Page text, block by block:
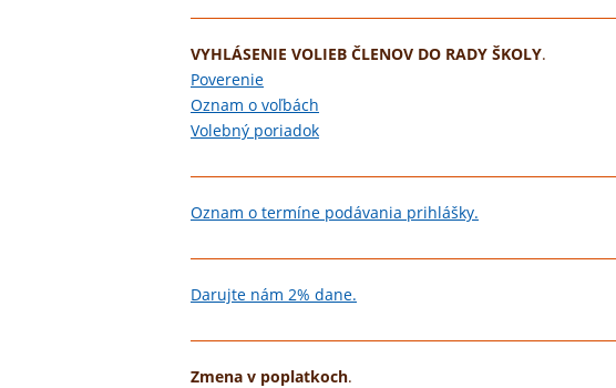
VYHLÁSENIE VOLIEB ČLENOV DO RADY ŠKOLY.
Poverenie
Oznam o voľbách
Volebný poriadok
Oznam o termíne podávania prihlášky.
Darujte nám 2% dane.
Zmena v poplatkoch.